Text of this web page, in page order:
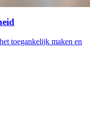
toegankelijk maken en